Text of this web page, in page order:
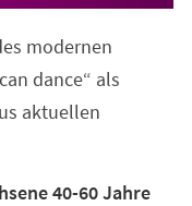
modernen
dance“ als
aktuellen
40-60 Jahre